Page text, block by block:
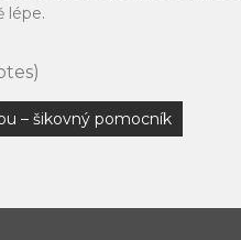
lépe.
– šikovný pomocník